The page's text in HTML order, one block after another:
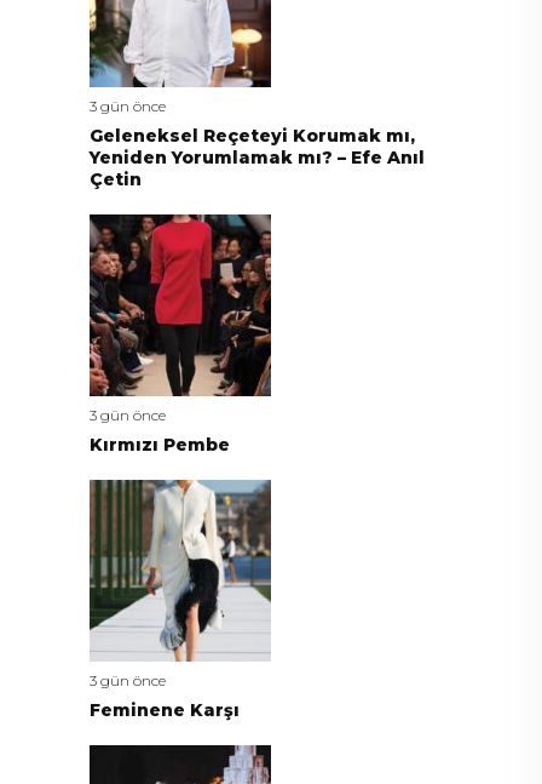
3 gün önce
Geleneksel Reçeteyi Korumak mı,
Yeniden Yorumlamak mı? – Efe Anıl
Çetin
3 gün önce
Kırmızı Pembe
3 gün önce
Feminene Karşı